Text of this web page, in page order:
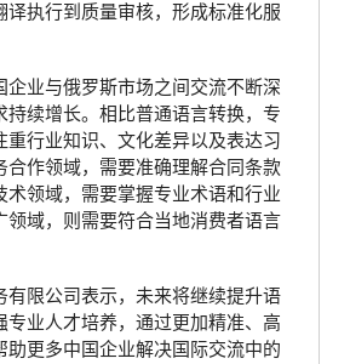
译执行到质量审核，形成标准化服
企业与俄罗斯市场之间交流不断深
持续增长。相比普通语言转换，专
重行业知识、文化差异以及表达习
合作领域，需要准确理解合同条款
术领域，需要掌握专业术语和行业
领域，则需要符合当地消费者语言
有限公司表示，未来将继续提升语
专业人才培养，通过更加精准、高
助更多中国企业解决国际交流中的